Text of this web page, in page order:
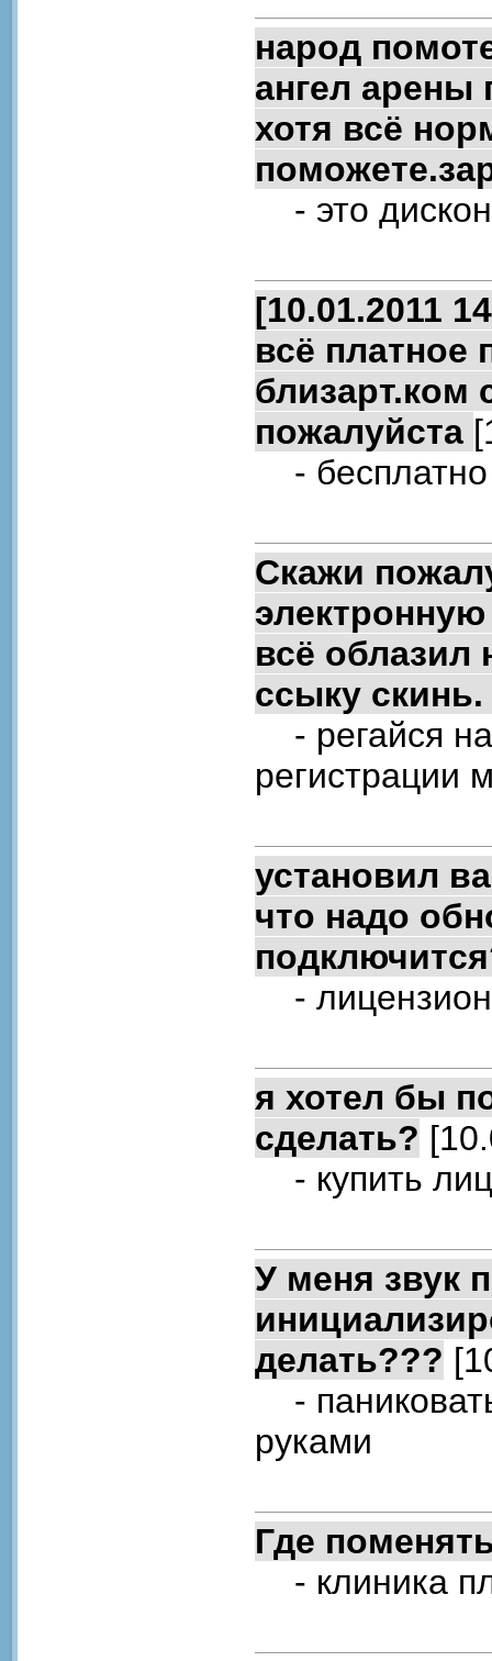
народ
ангел арены
хотя всё
- это
[10.01.2011
всё платное
близарт.ком
пожалуйста
- бесплатно
Скажи
всё облазил
ссыку
- регайся
регистрации
установил
что надо
-
я хотел бы
сделать?
- купить
У меня звук
делать???
-
руками
Где
- клиника